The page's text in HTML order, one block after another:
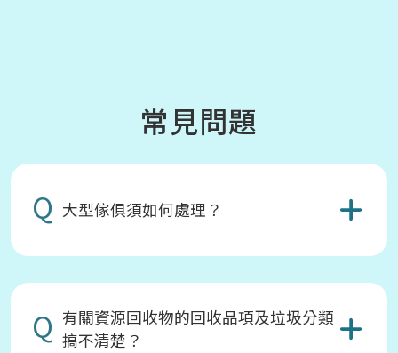
常見問題
Q 大型傢俱須如何處理？
Q 有關資源回收物的回收品項及垃圾分類
搞不清楚？